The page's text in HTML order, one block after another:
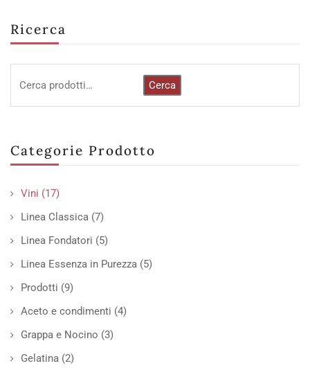
Ricerca
Cerca
Categorie Prodotto
Vini (17)
Linea Classica (7)
Linea Fondatori (5)
Linea Essenza in Purezza (5)
Prodotti (9)
Aceto e condimenti (4)
Grappa e Nocino (3)
Gelatina (2)